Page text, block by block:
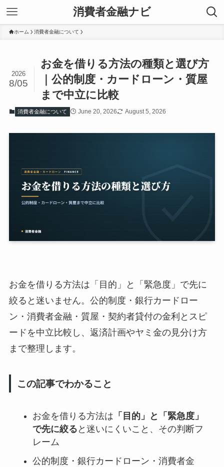
消費者金融ナビ
ホーム 消費者金融について
お金を借りる方法の種類と選び方
｜公的制度・カードローン・質屋
まで中立に比較
2026
8/05
消費者金融について June 20, 2026 August 5, 2026
お金を借りる方法は「目的」と「緊急度」で先に
絞ると迷いません。公的制度・銀行カードロー
ン・消費者金融・質屋・契約者貸付の金利とスピ
ードを中立比較し、返済計画やヤミ金の見分け方
まで整理します。
この記事でわかること
お金を借りる方法は 「目的」と「緊急度」
で先に絞る と迷いにくいこと、その判断フ
レーム
公的制度・銀行カードローン・消費者金